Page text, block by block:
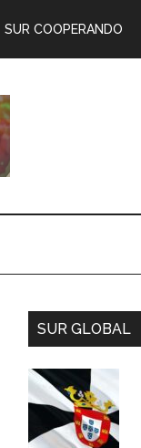
SUR COOPERANDO
SUR GLOBAL